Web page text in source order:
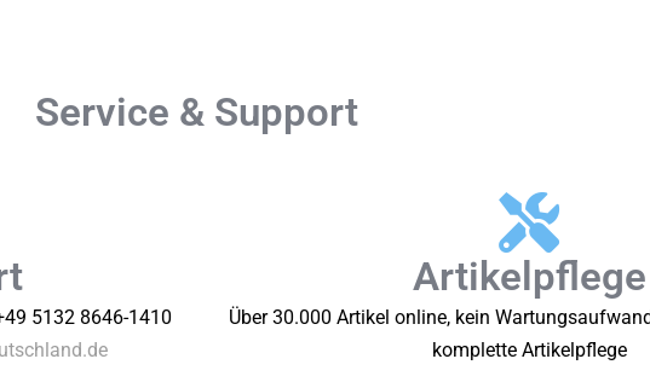
Service & Support
5132 8646-1410
Artikelpflege
Über 30.000 Artikel online, kein
komplette Artikelpflege